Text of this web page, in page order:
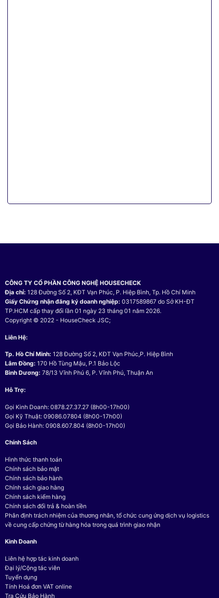
CÔNG TY CỔ PHẦN CÔNG NGHỆ HOUSECHECK
Địa chỉ: 128 Đường Số 2, KĐT Vạn Phúc, P. Hiệp Bình, Tp. Hồ Chí Minh
Giấy Chứng nhận đăng ký doanh nghiệp: 0317589867 do Sở KH-ĐT
TP.HCM cấp thay đổi lần 01 ngày 23 tháng 01 năm 2026.
Copyright © 2022 - HouseCheck JSC;
Liên Hệ:
Tp. Hồ Chí Minh: 128 Đường Số 2, KĐT Vạn Phúc,P. Hiệp Bình
Lâm Đồng: 170 Hồ Tùng Mậu, P.1 Bảo Lộc
Bình Dương: 78/13 Vĩnh Phú 6, P. Vĩnh Phú, Thuận An
Hỗ Trợ:
Gọi Kinh Doanh: 0878.27.37.27 (8h00-17h00)
Gọi Kỹ Thuật: 09086.07804 (8h00-17h00)
Gọi Bảo Hành: 0908.607.804 (8h00-17h00)
Chính Sách
Hình thức thanh toán
Chính sách bảo mật
Chính sách bảo hành
Chính sách giao hàng
Chính sách kiểm hàng
Chính sách đổi trả & hoàn tiền
Phân định trách nhiệm của thương nhân, tổ chức cung ứng dịch vụ logistics
về cung cấp chứng từ hàng hóa trong quá trình giao nhận
Kinh Doanh
Liên hệ hợp tác kinh doanh
Đại lý/Cộng tác viên
Tuyển dụng
Tính Hoá đơn VAT online
Tra Cứu Bảo Hành